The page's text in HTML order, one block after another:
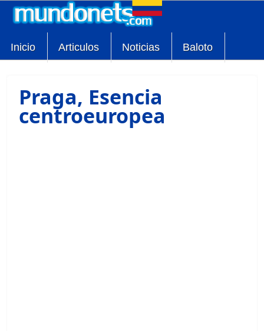
Inicio Articulos Noticias Baloto
Praga, Esencia
centroeuropea